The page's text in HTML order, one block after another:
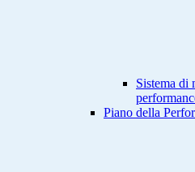
Sistema di
Piano della